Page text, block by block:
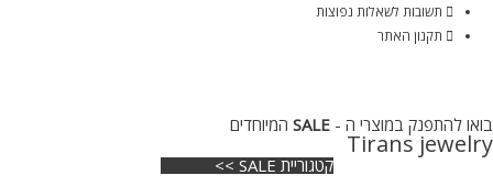
תשובות לשאלות נפוצות
תקנון האתר
בואו להתפנק במוצרי ה - SALE המיוחדים
Tirans jewelry
קטגוריית SALE >>